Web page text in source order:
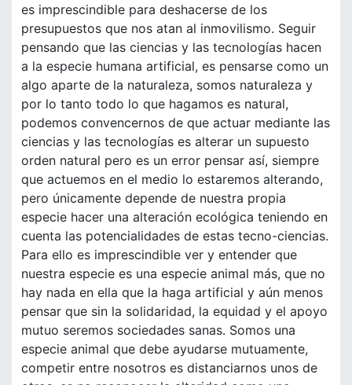
es imprescindible para deshacerse de los
presupuestos que nos atan al inmovilismo. Seguir
pensando que las ciencias y las tecnologías hacen
a la especie humana artificial, es pensarse como un
algo aparte de la naturaleza, somos naturaleza y
por lo tanto todo lo que hagamos es natural,
podemos convencernos de que actuar mediante las
ciencias y las tecnologías es alterar un supuesto
orden natural pero es un error pensar así, siempre
que actuemos en el medio lo estaremos alterando,
pero únicamente depende de nuestra propia
especie hacer una alteración ecológica teniendo en
cuenta las potencialidades de estas tecno-ciencias.
Para ello es imprescindible ver y entender que
nuestra especie es una especie animal más, que no
hay nada en ella que la haga artificial y aún menos
pensar que sin la solidaridad, la equidad y el apoyo
mutuo seremos sociedades sanas. Somos una
especie animal que debe ayudarse mutuamente,
competir entre nosotros es distanciarnos unos de